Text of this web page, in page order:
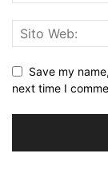
Save my
next time I